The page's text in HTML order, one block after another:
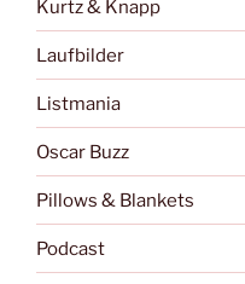
Kurtz & Knapp
Laufbilder
Listmania
Oscar Buzz
Pillows & Blankets
Podcast